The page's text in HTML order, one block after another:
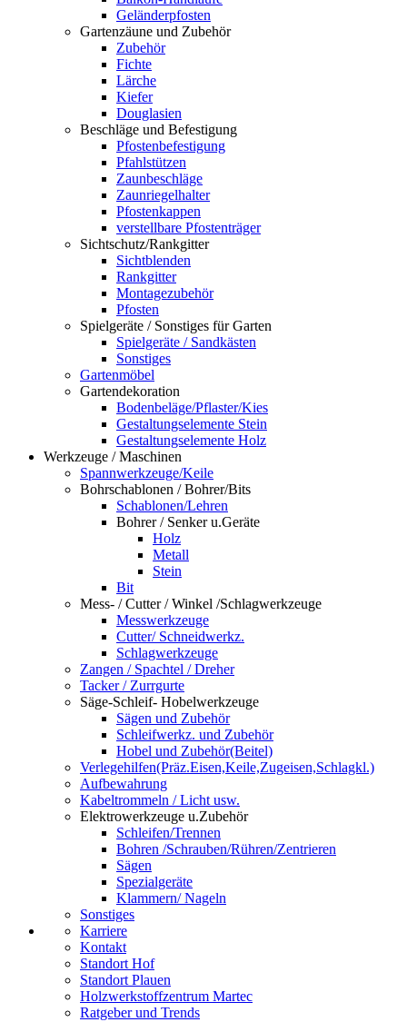
Geländerpfosten
Gartenzäune und Zubehör
Zubehör
Fichte
Lärche
Kiefer
Douglasien
Beschläge und Befestigung
Pfostenbefestigung
Pfahlstützen
Zaunbeschläge
Zaunriegelhalter
Pfostenkappen
verstellbare Pfostenträger
Sichtschutz/Rankgitter
Sichtblenden
Rankgitter
Montagezubehör
Pfosten
Spielgeräte / Sonstiges für Garten
Spielgeräte / Sandkästen
Sonstiges
Gartenmöbel
Gartendekoration
Bodenbeläge/Pflaster/Kies
Gestaltungselemente Stein
Gestaltungselemente Holz
Werkzeuge / Maschinen
Spannwerkzeuge/Keile
Bohrschablonen / Bohrer/Bits
Schablonen/Lehren
Bohrer / Senker u.Geräte
Holz
Metall
Stein
Bit
Mess- / Cutter / Winkel /Schlagwerkzeuge
Messwerkzeuge
Cutter/ Schneidwerkz.
Schlagwerkzeuge
Zangen / Spachtel / Dreher
Tacker / Zurrgurte
Säge-Schleif- Hobelwerkzeuge
Sägen und Zubehör
Schleifwerkz. und Zubehör
Hobel und Zubehör(Beitel)
Verlegehilfen(Präz.Eisen,Keile,Zugeisen,Schlagkl.)
Aufbewahrung
Kabeltrommeln / Licht usw.
Elektrowerkzeuge u.Zubehör
Schleifen/Trennen
Bohren /Schrauben/Rühren/Zentrieren
Sägen
Spezialgeräte
Klammern/ Nageln
Sonstiges
Karriere
Kontakt
Standort Hof
Standort Plauen
Holzwerkstoffzentrum Martec
Ratgeber und Trends